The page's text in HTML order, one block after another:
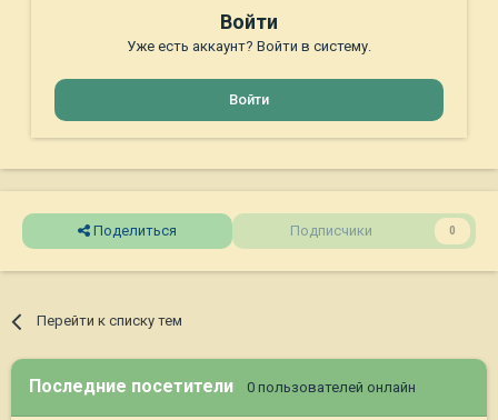
Войти
Уже есть аккаунт? Войти в систему.
Войти
Поделиться Подписчики 0
Перейти к списку тем
Последние посетители 0 пользователей онлайн